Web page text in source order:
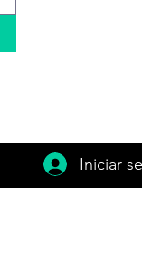
Iniciar